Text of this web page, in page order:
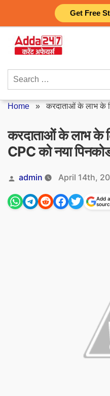
Get Free
content
Search
Home »करदाताओं के लाभ के
करदाताओं के लाभ के
CPC को नया
Posted
by
admin April 14th,
Add